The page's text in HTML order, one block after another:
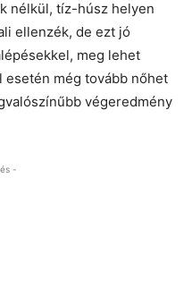
nélkül, tíz-húsz helyen
ellenzék, de ezt jó
meg lehet
esetén még tovább nőhet
végeredmény
-